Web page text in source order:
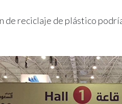
de reciclaje de plástico